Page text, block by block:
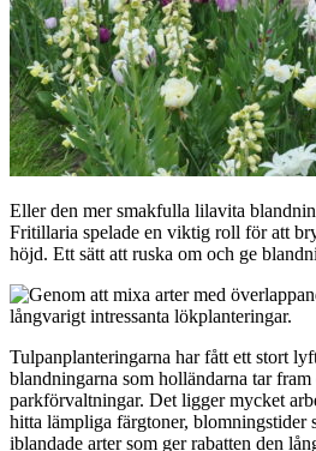
Eller den mer smakfulla lilavita
Fritillaria spelade en viktig roll för att
höjd. Ett sätt att ruska om och ge
Tulpanplanteringarna har fått ett stort
blandningarna som holländarna tar
parkförvaltningar. Det ligger mycket
hitta lämpliga färgtoner, blomningstider
iblandade arter som ger rabatten den